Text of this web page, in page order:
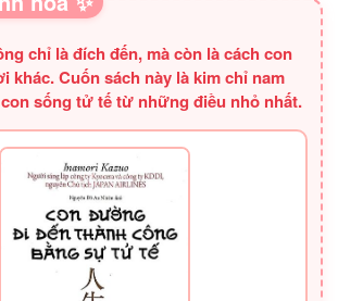
chỉ là đích đến, mà còn là cách con
khác. Cuốn sách này là kim chỉ nam
sống tử tế từ những điều nhỏ nhất.